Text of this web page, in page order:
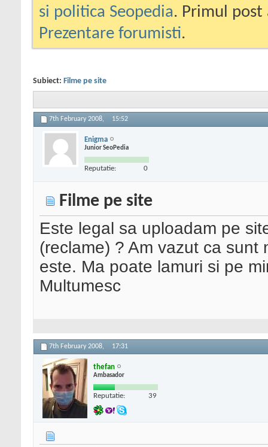
si politica Seopedia. Primul
Prezentare forumisti.
Subiect: Filme pe site
7th February 2008, 15:52
Enigma
Junior SeoPedia
Reputatie: 0
Filme pe site
Este legal sa uploadam pe
(reclame) ? Am vazut ca
este. Ma poate lamuri si pe
Multumesc
7th February 2008, 17:31
thefan
Ambasador
Reputatie: 39